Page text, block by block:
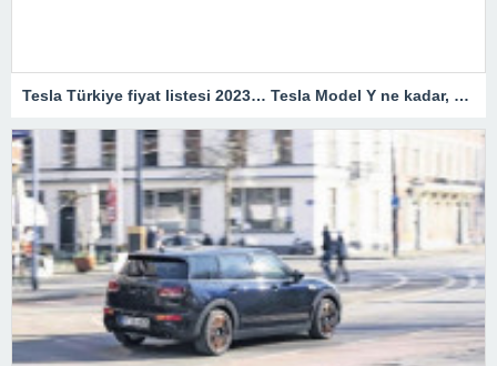
Tesla Türkiye fiyat listesi 2023… Tesla Model Y ne kadar, kaç TL?